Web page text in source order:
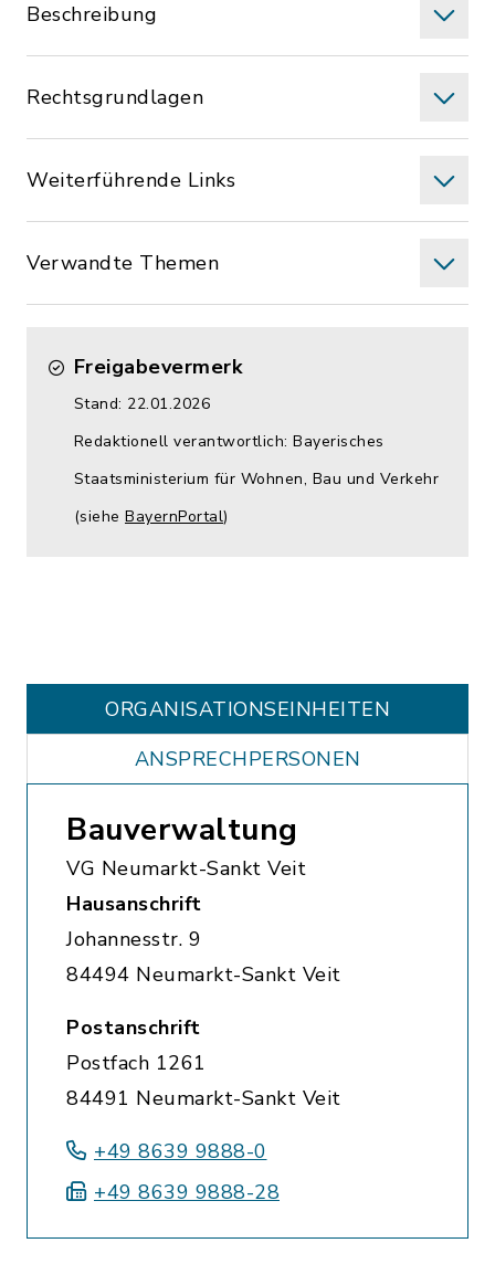
Beschreibung
Rechtsgrundlagen
Weiterführende Links
Verwandte Themen
Freigabevermerk
Stand: 22.01.2026
Redaktionell verantwortlich: Bayerisches
Staatsministerium für Wohnen, Bau und Verkehr
(siehe BayernPortal)
ORGANISATIONS­EINHEITEN
ANSPRECHPERSONEN
Bauverwaltung
VG Neumarkt-Sankt Veit
Hausanschrift
Johannesstr. 9
84494 Neumarkt-Sankt Veit
Postanschrift
Postfach 1261
84491 Neumarkt-Sankt Veit
+49 8639 9888-0
+49 8639 9888-28